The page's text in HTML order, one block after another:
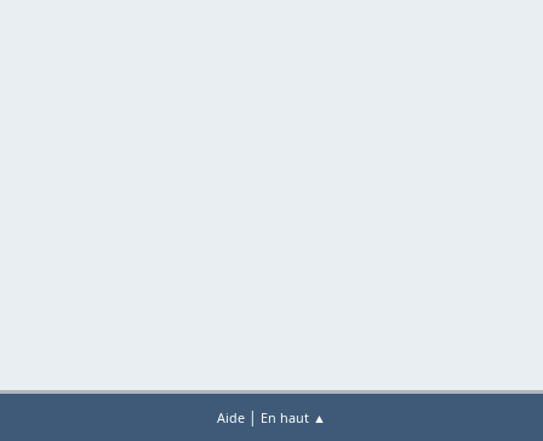
Aide | En haut ▲